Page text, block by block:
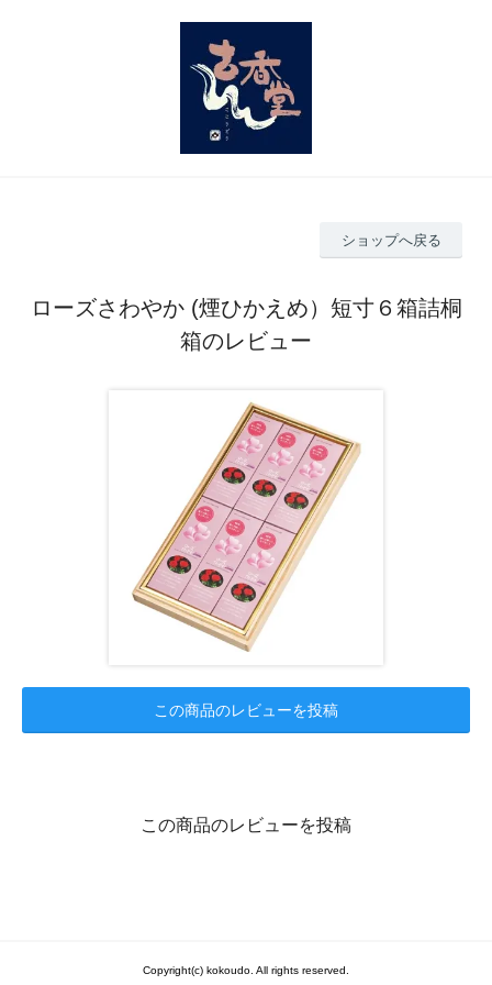
ショップへ戻る
ローズさわやか (煙ひかえめ）短寸６箱詰桐
箱のレビュー
この商品のレビューを投稿
この商品のレビューを投稿
Copyright(c) kokoudo. All rights reserved.